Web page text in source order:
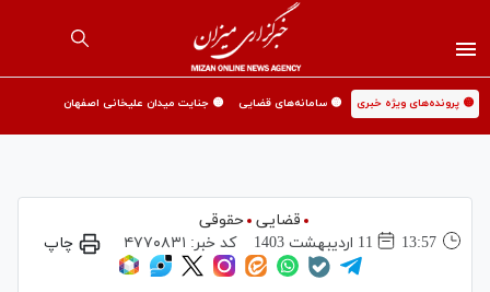
🟡 پرونده‌های ویژه خبری 🟡 سامانه‌های قضایی 🟡 جنایت میدان علیخانی اصفهان
قضایی حقوقی
13:57
11 ارديبهشت 1403 کد خبر: ۴۷۷۰۸۳۱ چاپ